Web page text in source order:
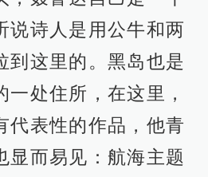
说诗人是用公牛和两
到这里的。黑岛也是
一处住所，在这里，
代表性的作品，他青
显而易见：航海主题